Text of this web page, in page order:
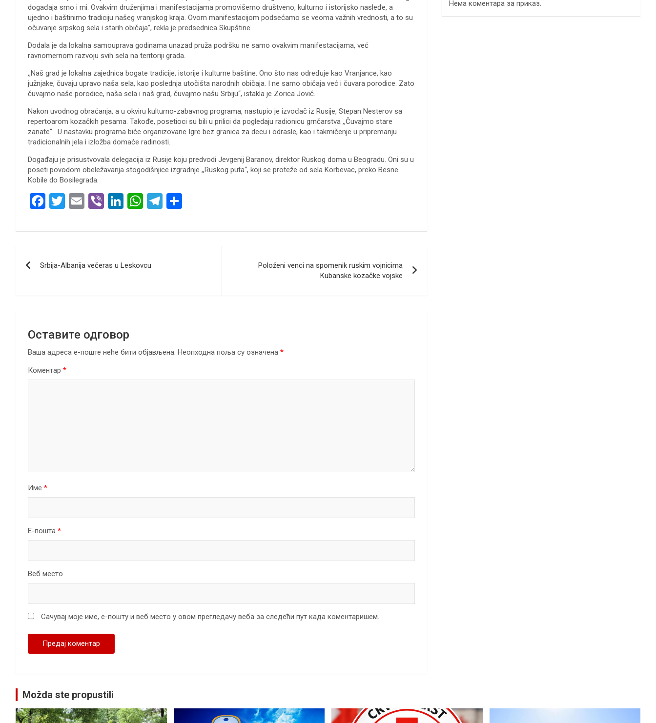
događaja smo i mi. Ovakvim druženjima i manifestacijama promovišemo društveno, kulturno i istorijsko nasleđe, a
ujedno i baštinimo tradiciju našeg vranjskog kraja. Ovom manifestacijom podsećamo se veoma važnih vrednosti, a to su
očuvanje srpskog sela i starih običaja“, rekla je predsednica Skupštine.
Dodala je da lokalna samouprava godinama unazad pruža podršku ne samo ovakvim manifestacijama, već
ravnomernom razvoju svih sela na teritoriji grada.
,,Naš grad je lokalna zajednica bogate tradicije, istorije i kulturne baštine. Ono što nas određuje kao Vranjance, kao
južnjake, čuvaju upravo naša sela, kao poslednja utočišta narodnih običaja. I ne samo običaja već i čuvara porodice. Zato
čuvajmo naše porodice, naša sela i naš grad, čuvajmo našu Srbiju“, istakla je Zorica Jović.
Nakon uvodnog obraćanja, a u okviru kulturno-zabavnog programa, nastupio je izvođač iz Rusije, Stepan Nesterov sa
repertoarom kozačkih pesama. Takođe, posetioci su bili u prilici da pogledaju radionicu grnčarstva ,,Čuvajmo stare
zanate“. U nastavku programa biće organizovane Igre bez granica za decu i odrasle, kao i takmičenje u pripremanju
tradicionalnih jela i izložba domaće radinosti.
Događaju je prisustvovala delegacija iz Rusije koju predvodi Jevgenij Baranov, direktor Ruskog doma u Beogradu. Oni su u
poseti povodom obeležavanja stogodišnjice izgradnje ,,Ruskog puta“, koji se proteže od sela Korbevac, preko Besne
Kobile do Bosilegrada.
F
ce
o
k
T
tt
E
ail
Vi
er
Li
ke
n
W
at
A
p
T
e
ar
чланка
Srbija-Albanija večeras u Leskovcu
Položeni venci na spomenik ruskim vojnicima
Kubanske kozačke vojske
Оставите одговор
Ваша адреса е-поште неће бити објављена. Неопходна поља су означена *
Коментар *
Име *
Е-пошта *
Веб место
Сачувај моје име, е-пошту и веб место у овом прегледачу веба за следећи пут када коментаришем.
Нема коментара за приказ.
Možda ste propustili